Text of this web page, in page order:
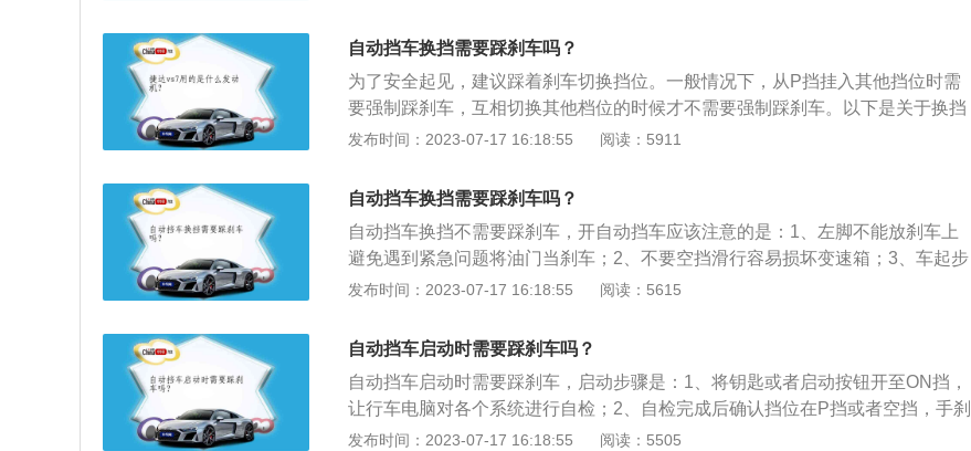
的操作方法，等待交通信号或停车时间较长，挡杆在D位时，建议同时采用脚制
动和手制动。如果是在高速行驶的过程中减速前行，直接踩刹车即可，但不要踩
到底。
自动挡车换挡需要踩刹车吗？
为了安全起见，建议踩着刹车切换挡位。一般情况下，从P挡挂入其他挡位时需
要强制踩刹车，互相切换其他档位的时候才不需要强制踩刹车。以下是关于换挡
的详细描述：1、停车时档位一般位于停车挡，移动车辆的时候则需要挂倒挡或
前提是必须确定前方或者后方无障碍物或者行人等，行驶前应鸣笛，车辆行驶前
提醒周围的车辆或行人。2、换空挡的时候也需要踩刹车，防止车辆存在溜坡的
风险。3、将P挡换其他挡要踩刹车是为了避免驾驶员出现操作失误，还能防止挡
杆意外移动，目的是减轻油压来达到保护变速箱。4、虽然其他挡位切换不强制
踩刹车换挡，但是从安全角度出发的话还是建议无论如何切换档位随时都要踩刹
发布时间：2023-07-17 16:18:55 阅读：5911
自动挡车换挡需要踩刹车吗？
自动挡车换挡不需要踩刹车，开自动挡车应该注意的是：1、左脚不能放刹车上
避免遇到紧急问题将油门当刹车；2、不要空挡滑行容易损坏变速箱；3、车起步
时松刹车不能太慢容易损坏发动机；4、车起步时不能轰油门容易使起步速度瞬
起步方法是：1、驾驶员坐到驾驶座后，直接按下启动键；2、踩下刹车，按下启
动键进行点火启动；3、松开脚刹，可以选择原地热车；4、再次踩下刹车，挂D
挡；5、松开手刹缓慢放开脚刹起步；6、根据路况平稳踩踏油门加油，安全行
驶。
发布时间：2023-07-17 16:18:55 阅读：5615
自动挡车启动时需要踩刹车吗？
自动挡车启动时需要踩刹车，启动步骤是：1、将钥匙或者启动按钮开至ON挡，
让行车电脑对各个系统进行自检；2、自检完成后确认挡位在P挡或者空挡，手刹
拉上；3、踩下刹车（手动挡的离合刹车一起踩），拧动钥匙或按下点火开关，
发布时间：2023-07-17 16:18:55 阅读：5505